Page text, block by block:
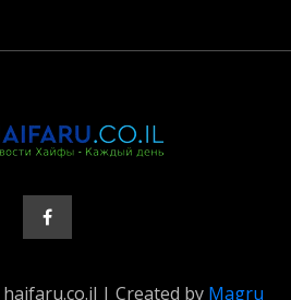
| Created by Magru